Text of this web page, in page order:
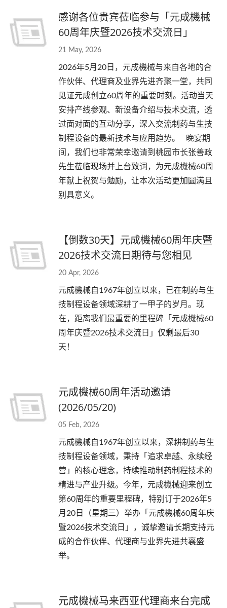
感谢各位贵宾莅临参与「元成機械
60周年庆暨2026技术交流日」
21 May, 2026
2026年5月20日，元成機械与来自各地的合
作伙伴、代理商及业界先进齐聚一堂，共同
见证元成创立60周年的重要时刻。活动当天
安排产线参观、新设备介绍与技术交流，透
过面对面的互动分享，深入交流制药与生技
制程设备的最新技术与应用趋势。 晚宴期
间，我们也非常荣幸邀请到桃园市长张善政
先生莅临现场并上台致词，为元成機械60周
年献上祝贺与勉励，让本次活动更加圆满且
别具意义。
【倒数30天】元成機械60周年庆暨
2026技术交流日期待与您相见
20 Apr, 2026
元成機械自1967年创立以来，已在制药与生
技制程设备领域深耕了一甲子的岁月。现
在，距离我们最重要的里程碑「元成機械60
周年庆暨2026技术交流日」仅剩最后30
天！
元成機械60周年活动邀请
(2026/05/20)
05 Feb, 2026
元成機械自1967年创立以来，深耕制药与生
技制程设备领域，秉持「追求卓越、永续经
营」的核心理念，持续推动制药制程技术的
精进与产业升级。今年，元成機械迎来创立
第60周年的重要里程碑，特别订于2026年5
月20日（星期三）举办「元成機械60周年庆
暨2026技术交流日」，诚挚邀请长期支持元
成的合作伙伴、代理商与业界先进共襄盛
举。
元成機械马来西亚代理商来台完成